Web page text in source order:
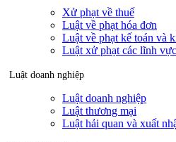
Xử phạt về thuế
Luật về phạt hóa đơn
Luật về phạt kế toán và
Luật xử phạt các lĩnh
Luật doanh nghiệp
Luật doanh nghiệp
Luật thương mại
Luật hải quan và xuất